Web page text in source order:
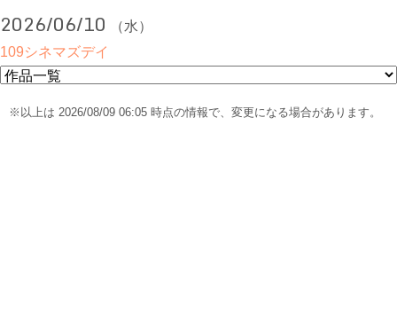
2026/06/10
（水）
109シネマズデイ
※以上は 2026/08/09 06:05 時点の情報で、変更になる場合があります。